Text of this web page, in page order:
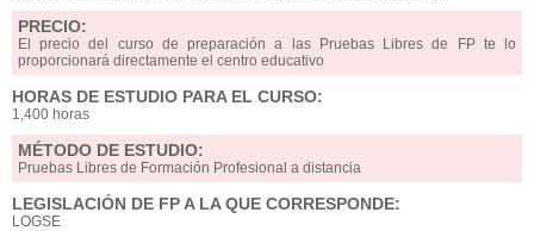
PRECIO:
El precio del curso de preparación a las Pruebas Libres de FP te lo
proporcionará directamente el centro educativo
HORAS DE ESTUDIO PARA EL CURSO:
1,400 horas
MÉTODO DE ESTUDIO:
Pruebas Libres de Formación Profesional a distancia
LEGISLACIÓN DE FP A LA QUE CORRESPONDE:
LOGSE